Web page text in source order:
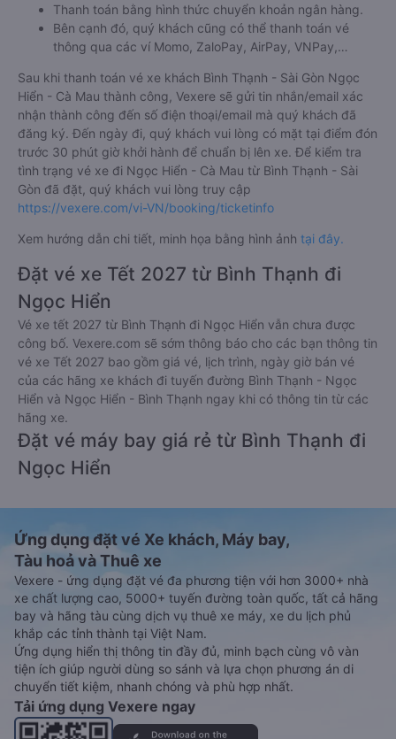
Thanh toán bằng hình thức chuyển khoản ngân hàng.
Bên cạnh đó, quý khách cũng có thể thanh toán vé
thông qua các ví Momo, ZaloPay, AirPay, VNPay,…
Sau khi thanh toán vé xe khách Bình Thạnh - Sài Gòn Ngọc
Hiển - Cà Mau thành công, Vexere sẽ gửi tin nhắn/email xác
nhận thành công đến số điện thoại/email mà quý khách đã
đăng ký. Đến ngày đi, quý khách vui lòng có mặt tại điểm đón
trước 30 phút giờ khởi hành để chuẩn bị lên xe. Để kiểm tra
tình trạng vé xe đi Ngọc Hiển - Cà Mau từ Bình Thạnh - Sài
Gòn đã đặt, quý khách vui lòng truy cập
https://vexere.com/vi-VN/booking/ticketinfo
Xem hướng dẫn chi tiết, minh họa bằng hình ảnh tại đây.
Đặt vé xe Tết 2027 từ Bình Thạnh đi
Ngọc Hiển
Vé xe tết 2027 từ Bình Thạnh đi Ngọc Hiển vẫn chưa được
công bố. Vexere.com sẽ sớm thông báo cho các bạn thông tin
vé xe Tết 2027 bao gồm giá vé, lịch trình, ngày giờ bán vé
của các hãng xe khách đi tuyến đường Bình Thạnh - Ngọc
Hiển và Ngọc Hiển - Bình Thạnh ngay khi có thông tin từ các
hãng xe.
Đặt vé máy bay giá rẻ từ Bình Thạnh đi
Ngọc Hiển
Ứng dụng đặt vé Xe khách, Máy bay,
Tàu hoả và Thuê xe
Vexere - ứng dụng đặt vé đa phương tiện với hơn 3000+ nhà
xe chất lượng cao, 5000+ tuyến đường toàn quốc, tất cả hãng
bay và hãng tàu cùng dịch vụ thuê xe máy, xe du lịch phủ
khắp các tỉnh thành tại Việt Nam.
Ứng dụng hiển thị thông tin đầy đủ, minh bạch cùng vô vàn
tiện ích giúp người dùng so sánh và lựa chọn phương án di
chuyển tiết kiệm, nhanh chóng và phù hợp nhất.
Tải ứng dụng Vexere ngay